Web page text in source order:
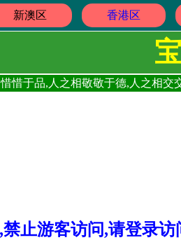
新澳区 香港区
惜惜于品,人之相敬敬于德,人之相
,禁止游客访问,请登录